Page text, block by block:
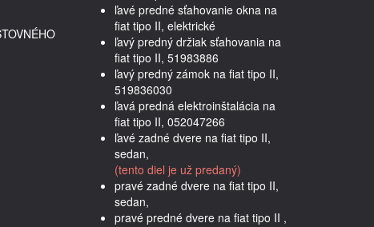
ľavé predné sťahovanie okna na
fiat tipo II, elektrické
ľavý predný držiak sťahovania na
fiat tipo II, 51983886
ľavý predný zámok na fiat tipo II,
519836030
ľavá predná elektroinštalácia na
fiat tipo II, 052047266
ľavé zadné dvere na fiat tipo II,
sedan,
(tento diel je už predaný)
pravé zadné dvere na fiat tipo II,
sedan,
pravé predné dvere na fiat tipo II ,